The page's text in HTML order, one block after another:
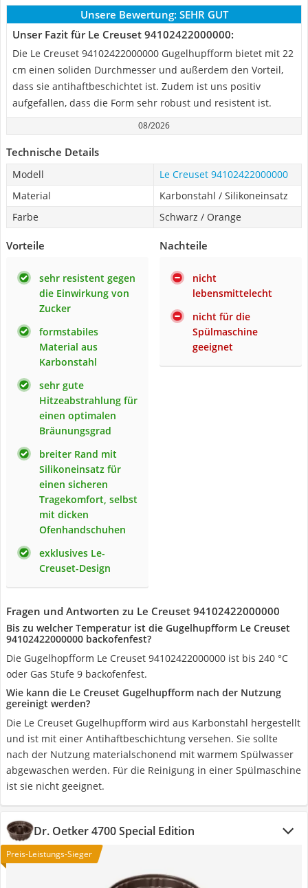
Unsere Bewertung: SEHR GUT
Unser Fazit für Le Creuset 94102422000000:
Die Le Creuset 94102422000000 Gugelhupfform bietet mit 22
cm einen soliden Durchmesser und außerdem den Vorteil,
dass sie antihaftbeschichtet ist. Zudem ist uns positiv
aufgefallen, dass die Form sehr robust und resistent ist.
08/2026
Technische Details
Modell
Le Creuset 94102422000000
Material
Karbonstahl / Silikoneinsatz
Farbe
Schwarz / Orange
Vorteile
sehr resistent gegen
die Einwirkung von
Zucker
formstabiles
Material aus
Karbonstahl
sehr gute
Hitzeabstrahlung für
einen optimalen
Bräunungsgrad
breiter Rand mit
Silikoneinsatz für
einen sicheren
Tragekomfort, selbst
mit dicken
Ofenhandschuhen
exklusives Le-
Creuset-Design
Nachteile
nicht
lebensmittelecht
nicht für die
Spülmaschine
geeignet
Fragen und Antworten zu Le Creuset 94102422000000
Bis zu welcher Temperatur ist die Gugelhupfform Le Creuset
94102422000000 backofenfest?
Die Gugelhopfform Le Creuset 94102422000000 ist bis 240 °C
oder Gas Stufe 9 backofenfest.
Wie kann die Le Creuset Gugelhupfform nach der Nutzung
gereinigt werden?
Die Le Creuset Gugelhupfform wird aus Karbonstahl hergestellt
und ist mit einer Antihaftbeschichtung versehen. Sie sollte
nach der Nutzung materialschonend mit warmem Spülwasser
abgewaschen werden. Für die Reinigung in einer Spülmaschine
ist sie nicht geeignet.
Dr. Oetker 4700 Special Edition
Preis-Leistungs-Sieger